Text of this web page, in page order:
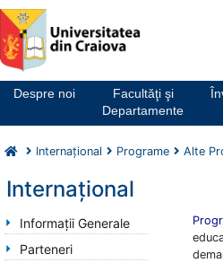
Notă:
Acest
website
un
sistem
accesibilitate.
Despre noi
Facultăţi şi
Departamente
Internaţional Programe Alte
Internaţional
Informaţii Generale
Parteneri